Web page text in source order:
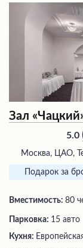
Зал
5.0
Москва, ЦАО,
Подарок за
Вместимость: 80
Парковка: 15 авто
Кухня: